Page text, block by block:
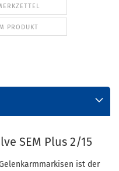
PRODUKT
SEM Plus 2/15
ist der